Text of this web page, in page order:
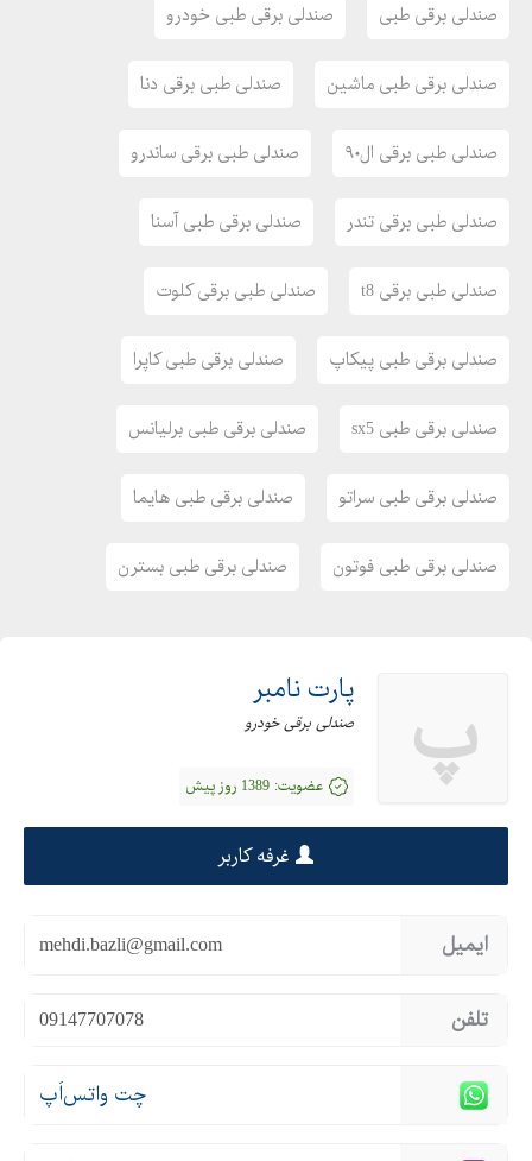
صندلی برقی طبی صندلی برقی طبی خودرو
صندلی برقی طبی ماشین صندلی طبی برقی دنا
صندلی طبی برقی ال۹۰ صندلی طبی برقی ساندرو
صندلی طبی برقی تندر صندلی برقی طبی آسنا
صندلی طبی برقی t8 صندلی طبی برقی کلوت
صندلی برقی طبی پیکاپ صندلی برقی طبی کاپرا
صندلی برقی طبی sx5 صندلی برقی طبی برلیانس
صندلی برقی طبی سراتو صندلی برقی طبی هایما
صندلی برقی طبی فوتون صندلی برقی طبی بسترن
پ پارت نامبر
صندلی برقی خودرو
عضویت: 1389 روز پیش
غرفه کاربر
ایمیل mehdi.bazli@gmail.com
تلفن 09147707078
چت واتس‌اَپ